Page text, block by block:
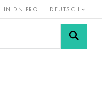
IN DNIPRO DEUTSCH
Drahtgewebe &